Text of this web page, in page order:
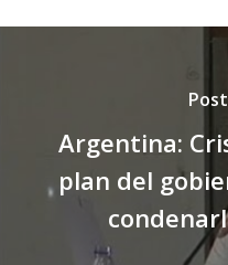
Argentina:
plan del